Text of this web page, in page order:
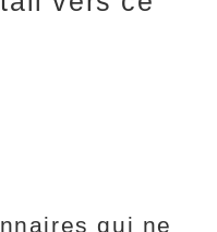
qui ne